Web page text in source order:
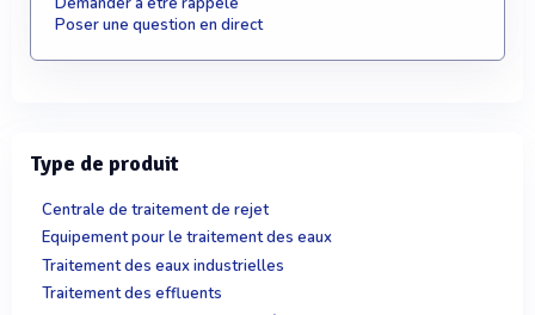
Poser une question en direct
Type de produit
Centrale de traitement de rejet
Equipement pour le traitement des eaux
Traitement des eaux industrielles
Traitement des effluents